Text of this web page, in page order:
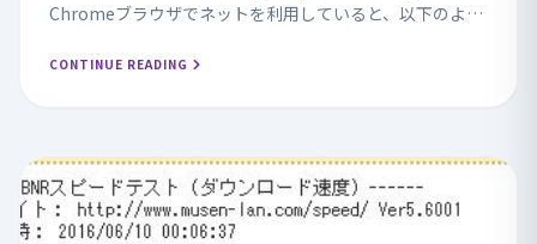
Chromeブラウザでネットを利用していると、以下のよう
CONTINUE READING